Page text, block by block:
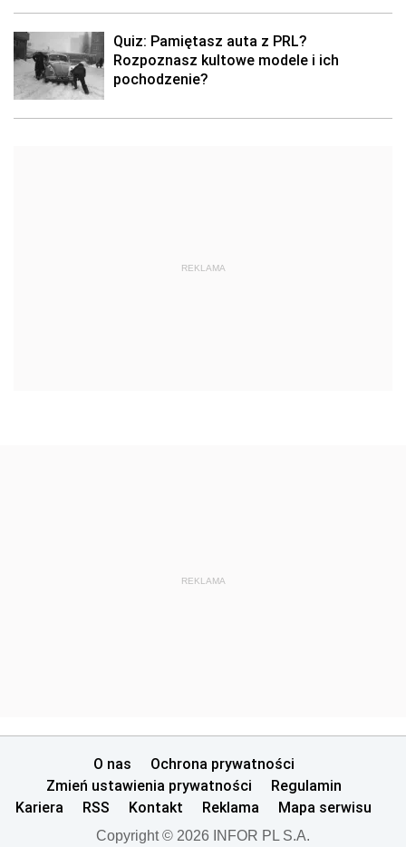
Quiz: Pamiętasz auta z PRL?
Rozpoznasz kultowe modele i ich
pochodzenie?
REKLAMA
REKLAMA
O nas
Ochrona prywatności
Zmień ustawienia prywatności
Regulamin
Kariera
RSS Kontakt Reklama Mapa serwisu
Copyright © 2026 INFOR PL S.A.